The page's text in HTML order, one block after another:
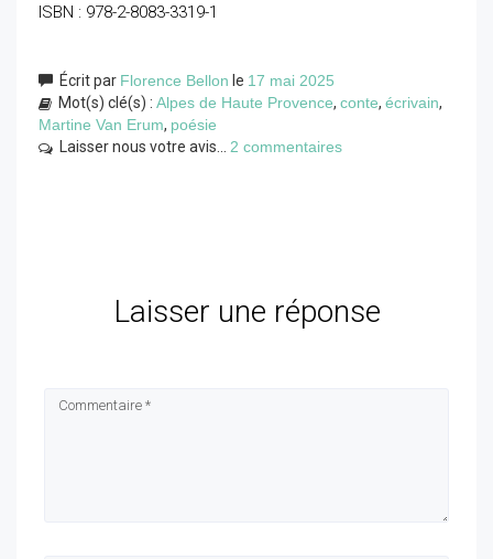
ISBN : 978-2-8083-3319-1
Écrit par Florence Bellon le 17 mai 2025
Mot(s) clé(s) : Alpes de Haute Provence, conte, écrivain,
Martine Van Erum, poésie
Laisser nous votre avis... 2 commentaires
Laisser une réponse